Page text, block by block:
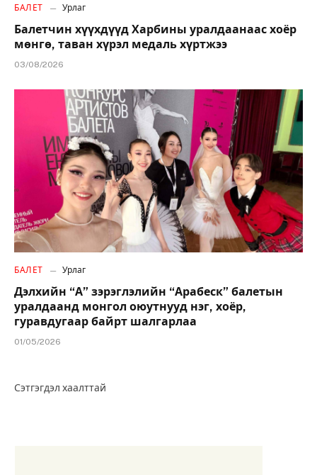
БАЛЕТ Урлаг
Балетчин хүүхдүүд Харбины уралдаанаас хоёр
мөнгө, таван хүрэл медаль хүртжээ
03/08/2026
БАЛЕТ Урлаг
Дэлхийн “А” зэрэглэлийн “Арабеск” балетын
уралдаанд монгол оюутнууд нэг, хоёр,
гуравдугаар байрт шалгарлаа
01/05/2026
Сэтгэгдэл хаалттай